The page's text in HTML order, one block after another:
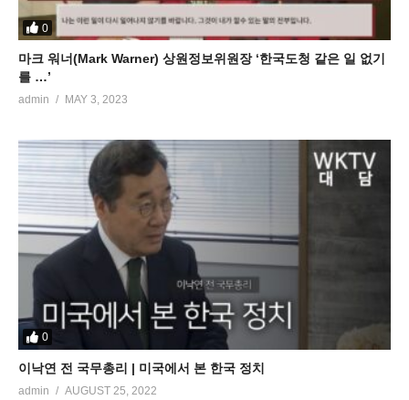
0
마크 워너(Mark Warner) 상원정보위원장 ‘한국도청 같은 일 없기
를 …’
admin MAY 3, 2023
0
이낙연 전 국무총리 | 미국에서 본 한국 정치
admin AUGUST 25, 2022